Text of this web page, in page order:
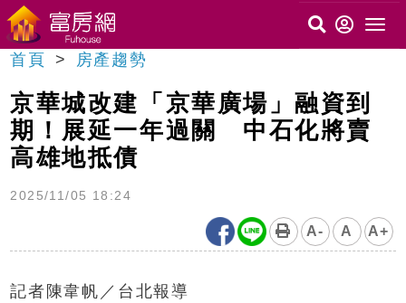
首頁 房產趨勢
京華城改建「京華廣場」融資到
期！展延一年過關 中石化將賣
高雄地抵債
2025/11/05 18:24
A- A A+
記者陳韋帆／台北報導